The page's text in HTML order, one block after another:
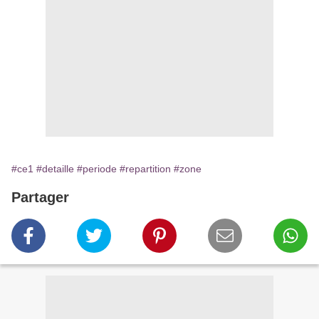
#ce1 #detaille #periode #repartition #zone
Partager